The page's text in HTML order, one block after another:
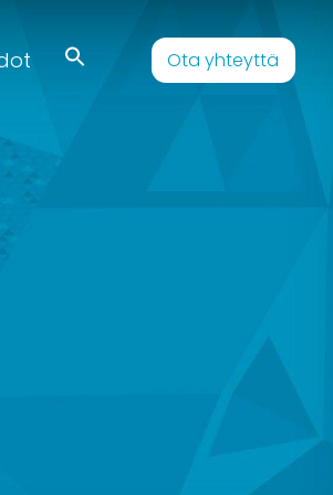
Ota yhteyttä